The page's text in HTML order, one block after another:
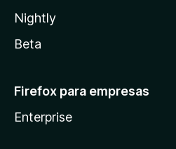
Nightly
Beta
Firefox para empresas
Enterprise